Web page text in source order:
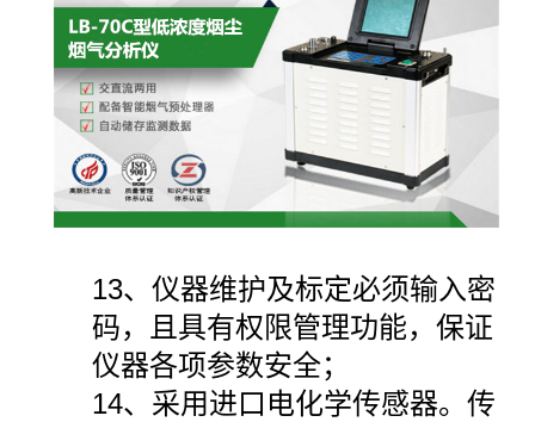
13、仪器维护及标定必须输入密
码，且具有权限管理功能，保证
仪器各项参数安全；
14、采用进口电化学传感器。传